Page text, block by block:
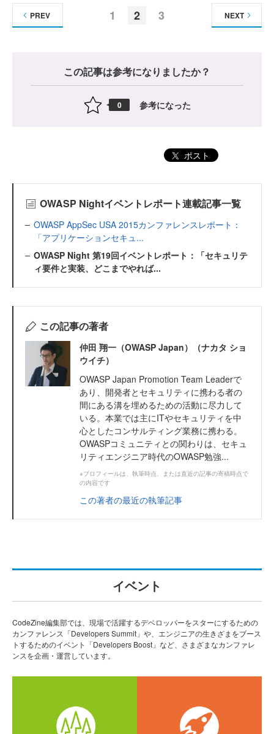
1 2 3
PREV NEXT
この記事は参考になりましたか？
0 参考になった
ポスト
OWASP Nightイベントレポート連載記事一覧
OWASP AppSec USA 2015カンファレンスレポート：
「アプリケーションセキュ...
OWASP Night 第19回イベントレポート：「セキュリテ
ィ要件と実装、どこまでやれば...
この記事の著者
仲田 翔一（OWASP Japan）（ナカタ ショ
ウイチ）
OWASP Japan Promotion Team Leaderで
あり、開発者とセキュリティに携わる者の
間にある溝を埋めるための活動に尽力して
いる。本業では主にITやセキュリティを中
心としたコンサルティング業務に携わる。
OWASPコミュニティとの関わりは、セキュ
リティエンジニア時代のOWASP勉強...
※プロフィールは、執筆時点、または直近の記事の寄稿時点で
の内容です
この著者の最近の執筆記事
イベント
CodeZine編集部では、現場で活躍するデベロッパーをスターにするための
カンファレンス「Developers Summit」や、エンジニアの生きざまをブース
トするためのイベント「Developers Boost」など、さまざまなカンファレ
ンスを企画・運営しています。